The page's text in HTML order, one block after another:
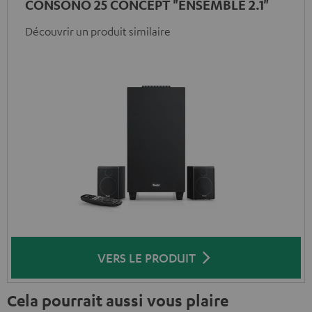
CONSONO 25 CONCEPT "ENSEMBLE 2.1"
Découvrir un produit similaire
VERS LE PRODUIT
Cela pourrait aussi vous plaire